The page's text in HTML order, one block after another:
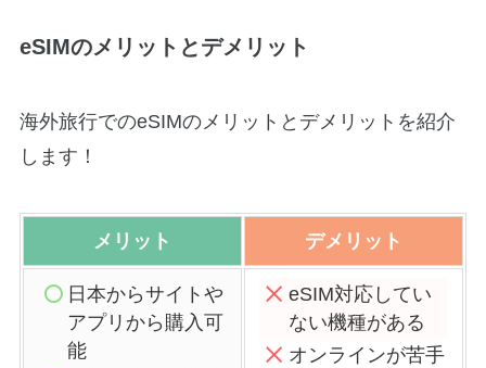
eSIMのメリットとデメリット
海外旅行でのeSIMのメリットとデメリットを紹介
します！
メリット デメリット
日本からサイトや
アプリから購入可
能
eSIM対応してい
ない機種がある
オンラインが苦手